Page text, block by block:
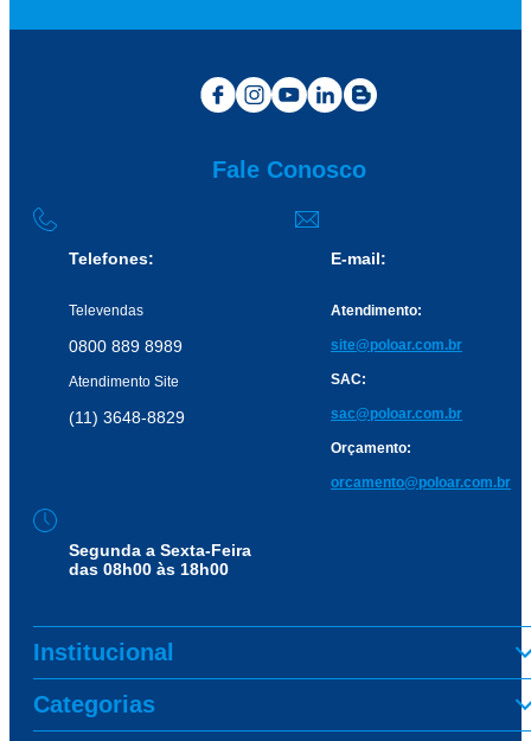
Fale Conosco
Telefones:
Televendas
0800 889 8989
Atendimento Site
(11) 3648-8829
E-mail:
Atendimento:
site@poloar.com.br
SAC:
sac@poloar.com.br
Orçamento:
orcamento@poloar.com.br
Segunda a Sexta-Feira
das 08h00 às 18h00
Institucional
Categorias